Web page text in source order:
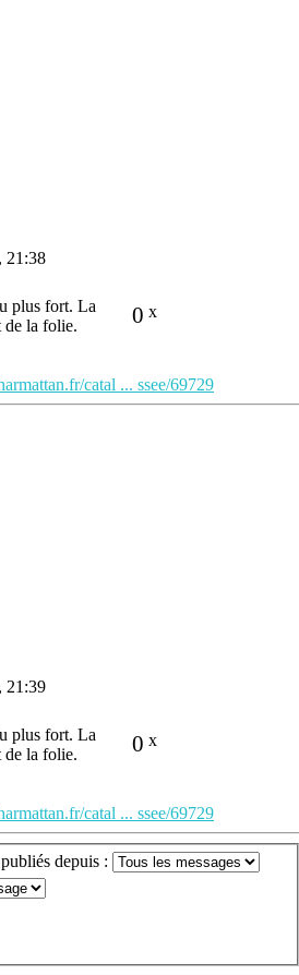
21:38
0 x
plus fort. La
de la folie.
catal ... ssee/69729
21:39
0 x
plus fort. La
de la folie.
catal ... ssee/69729
depuis :